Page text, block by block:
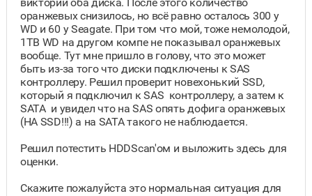
оранжевых снизилось, но всё равно осталось 300 у
WD и 60 у Seagate. При том что мой, тоже немолодой,
1TB WD на другом компе не показывал оранжевых
вообще. Тут мне пришло в голову, что это может
быть из-за того что диски подключены к SAS
контроллеру. Решил проверит новехонький SSD,
который я подключил к SAS контроллеру, а затем к
SATA и увидел что на SAS опять дофига оранжевых
(НА SSD!!!) а на SATA такого не наблюдается.
Решил потестить HDDScan'ом и выложить здесь для
оценки.
Скажите пожалуйста это нормальная ситуация для